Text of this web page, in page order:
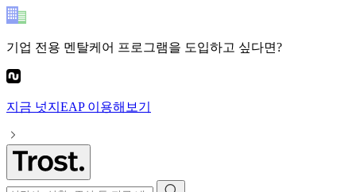
기업 전용 멘탈케어 프로그램을 도입하고 싶다면?
지금 넛지EAP이용해보기